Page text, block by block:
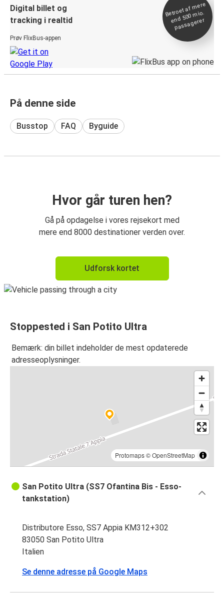
Digital billet og
tracking i realtid
Prøv FlixBus-appen
Betroet af
mere
end 500
mio.
passagerer
På denne side
Busstop FAQ Byguide
Hvor går turen hen?
Gå på opdagelse i vores rejsekort med
mere end 8000 destinationer verden over.
Udforsk kortet
Stoppested i San Potito Ultra
Bemærk: din billet indeholder de mest opdaterede
adresseoplysninger.
Protomaps©OpenStreetMap
San Potito Ultra (SS7 Ofantina Bis - Esso-
tankstation)
Distributore Esso, SS7 Appia KM312+302
83050 San Potito Ultra
Italien
Se denne adresse på Google Maps